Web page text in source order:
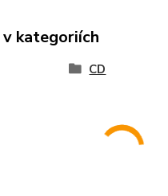
kategoriích
CD